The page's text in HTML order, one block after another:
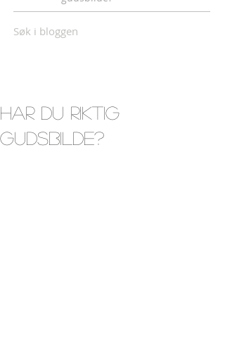
Søk i bloggen
har du riktig
gudsbilde?